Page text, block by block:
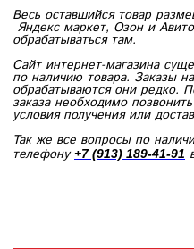
Весь оставшийся товар
Яндекс маркет, Озон и
обрабатываться там.
Сайт интернет-магазина
по наличию товара. Заказы
обрабатываются они редко.
заказа необходимо
условия получения или
Так же все вопросы по
телефону+7 (913) 189-41-91